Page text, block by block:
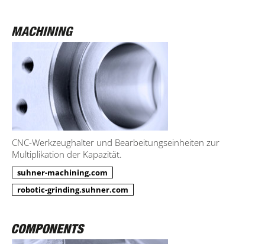
CNC-Werkzeughalter und Bearbeitungseinheiten zur
Multiplikation der Kapazität.
suhner-machining.com
robotic-grinding.suhner.com